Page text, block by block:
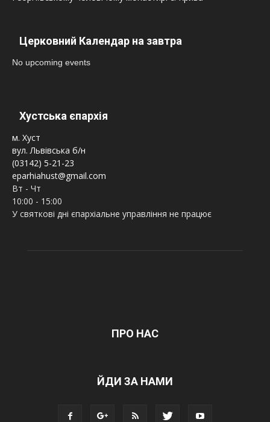
Церковний Календар на завтра
No upcoming events
Хустська єпархія
м. Хуст
вул. Львівська б/н
(03142) 5-21-23
eparhiahust@gmail.com
Вт - Чт
10:00 - 15:00
У святкові дні єпархіальне управління не працює
ПРО НАС
ЙДИ ЗА НАМИ